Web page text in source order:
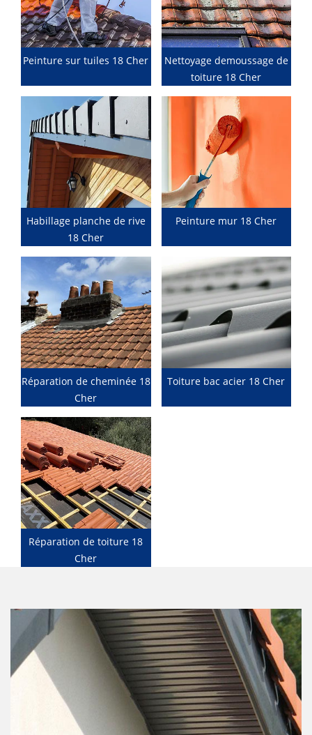
Peinture sur tuiles 18 Cher
Nettoyage demoussage de
toiture 18 Cher
Habillage planche de rive
18 Cher
Peinture mur 18 Cher
Réparation de cheminée 18
Cher
Toiture bac acier 18 Cher
Réparation de toiture 18
Cher